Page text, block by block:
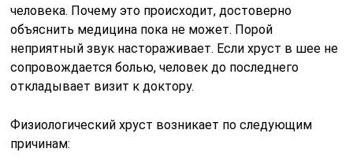
человека. Почему это происходит, достоверно
объяснить медицина пока не может. Порой
неприятный звук настораживает. Если хруст в шее не
сопровождается болью, человек до последнего
откладывает визит к доктору.
Физиологический хруст возникает по следующим
причинам: